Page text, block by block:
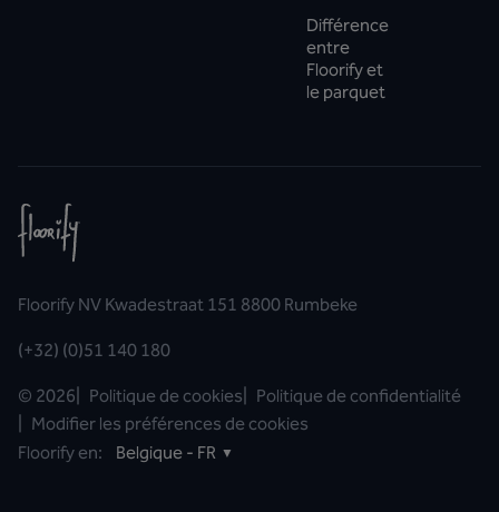
Différence
entre
Floorify et
le parquet
Floorify NV Kwadestraat 151 8800 Rumbeke
(+32) (0)51 140 180
© 2026 Politique de cookies
Politique de confidentialité
Modifier les préférences de cookies
Floorify en:
Belgique - FR ▼